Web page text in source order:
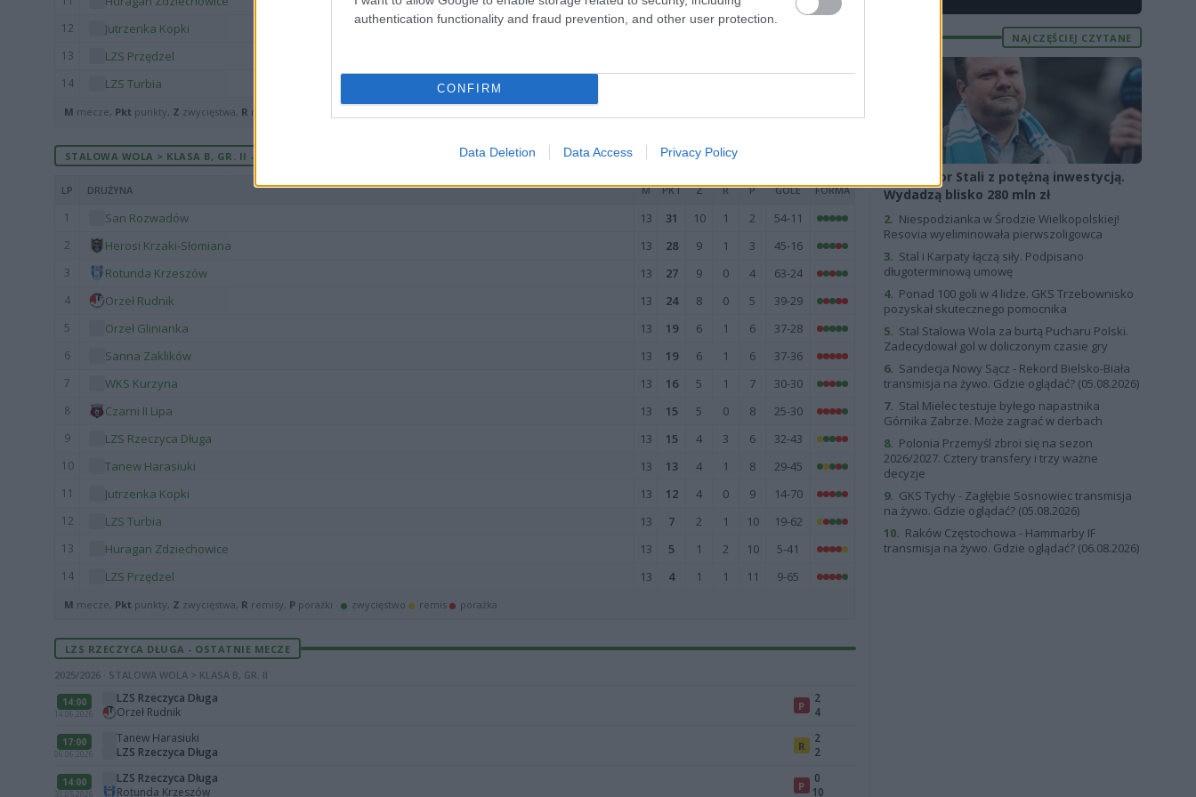
authentication functionality and fraud prevention, and other user protection.
CONFIRM
Data Deletion Data Access Privacy Policy
12 Jutrzenka Kopki 13 8 2 2 9 20-54
13 LZS Przędzel
14 LZS Turbia
M mecze, Pkt punkty, Z zwycięstwa, R remisy,
STALOWA WOLA > KLASA B, GR. II - MECZE ROZEGRANE NA WYJEŹDZIE
LP DRUŻYNA M PKT Z R P GOLE FORMA
1 San Rozwadów 13 31 10 1 2 54-11
2 Herosi Krzaki-Słomiana 13 28 9 1 3 45-16
3 Rotunda Krzeszów 13 27 9 0 4 63-24
4 Orzeł Rudnik 13 24 8 0 5 39-29
5 Orzeł Glinianka 13 19 6 1 6 37-28
6 Sanna Zaklików 13 19 6 1 6 37-36
7 WKS Kurzyna 13 16 5 1 7 30-30
8 Czarni II Lipa 13 15 5 0 8 25-30
9 LZS Rzeczyca Długa 13 15 4 3 6 32-43
10 Tanew Harasiuki 13 13 4 1 8 29-45
11 Jutrzenka Kopki 13 12 4 0 9 14-70
12 LZS Turbia 13 7 2 1 10 19-62
13 Huragan Zdziechowice 13 5 1 2 10 5-41
14 LZS Przędzel 13 4 1 1 11 9-65
M mecze, Pkt punkty, Z zwycięstwa, R remisy, P porażki · zwycięstwo remis porażka
LZS RZECZYCA DŁUGA - OSTATNIE MECZE
2025/2026 · STALOWA WOLA > KLASA B, GR. II
14:00
14.06.2026
LZS Rzeczyca Długa
Orzeł Rudnik
P
2
4
17:00
06.06.2026
Tanew Harasiuki
LZS Rzeczyca Długa
R
2
2
14:00
31.05.2026
LZS Rzeczyca Długa
Rotunda Krzeszów
P
0
10
NAJCZĘŚCIEJ CZYTANE
Sponsor Stali z potężną inwestycją.
Wydadzą blisko 280 mln zł
2. Niespodzianka w Środzie Wielkopolskiej!
Resovia wyeliminowała pierwszoligowca
3. Stal i Karpaty łączą siły. Podpisano
długoterminową umowę
4. Ponad 100 goli w 4 lidze. GKS Trzebownisko
pozyskał skutecznego pomocnika
5. Stal Stalowa Wola za burtą Pucharu Polski.
Zadecydował gol w doliczonym czasie gry
6. Sandecja Nowy Sącz - Rekord Bielsko-Biała
transmisja na żywo. Gdzie oglądać? (05.08.2026)
7. Stal Mielec testuje byłego napastnika
Górnika Zabrze. Może zagrać w derbach
8. Polonia Przemyśl zbroi się na sezon
2026/2027. Cztery transfery i trzy ważne
decyzje
9. GKS Tychy - Zagłębie Sosnowiec transmisja
na żywo. Gdzie oglądać? (05.08.2026)
10. Raków Częstochowa - Hammarby IF
transmisja na żywo. Gdzie oglądać? (06.08.2026)